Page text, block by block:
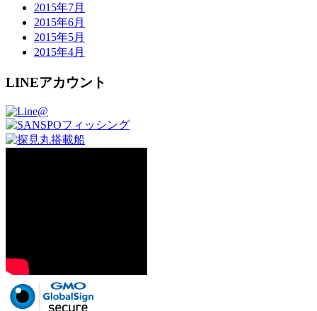
2015年7月
2015年6月
2015年5月
2015年4月
LINEアカウント